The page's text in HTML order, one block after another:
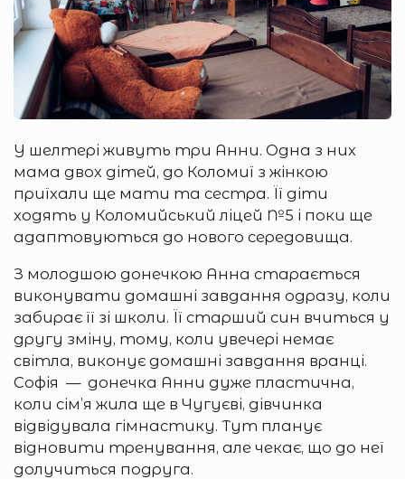
У шелтері живуть три Анни. Одна з них
мама двох дітей, до Коломиї з жінкою
приїхали ще мати та сестра. Її діти
ходять у Коломийський ліцей №5 і поки ще
адаптовуються до нового середовища.
З молодшою донечкою Анна старається
виконувати домашні завдання одразу, коли
забирає її зі школи. Її старший син вчиться у
другу зміну, тому, коли увечері немає
світла, виконує домашні завдання вранці.
Софія — донечка Анни дуже пластична,
коли сім’я жила ще в Чугуєві, дівчинка
відвідувала гімнастику. Тут планує
відновити тренування, але чекає, що до неї
долучиться подруга.